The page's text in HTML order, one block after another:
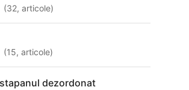
(32,articole)
(15,articole)
dezordonat